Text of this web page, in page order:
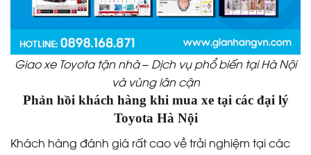
Giao xe Toyota tận nhà – Dịch vụ phổ biến tại Hà Nội
và vùng lân cận
Phản hồi khách hàng khi mua xe tại các đại lý
Toyota Hà Nội
Khách hàng đánh giá rất cao về trải nghiệm tại các